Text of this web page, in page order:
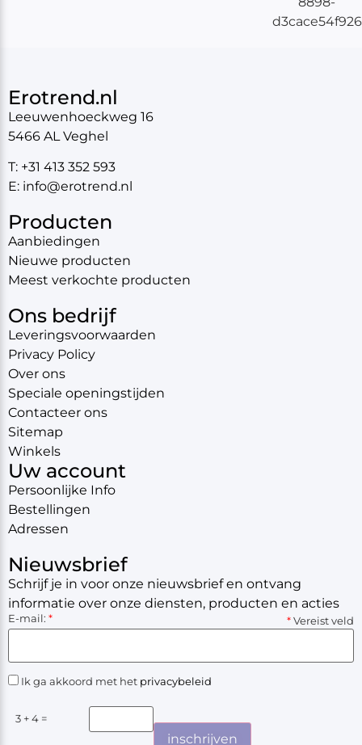
Erotrend.nl
Leeuwenhoeckweg 16
5466 AL Veghel
T: +31 413 352 593
E: info@erotrend.nl
Producten
Aanbiedingen
Nieuwe producten
Meest verkochte producten
Ons bedrijf
Leveringsvoorwaarden
Privacy Policy
Over ons
Speciale openingstijden
Contacteer ons
Sitemap
Winkels
Uw account
Persoonlijke Info
Bestellingen
Adressen
Nieuwsbrief
Schrijf je in voor onze nieuwsbrief en ontvang
informatie over onze diensten, producten en acties
* Vereist veld
E-mail: *
Ik ga akkoord met het privacybeleid
3 + 4 =